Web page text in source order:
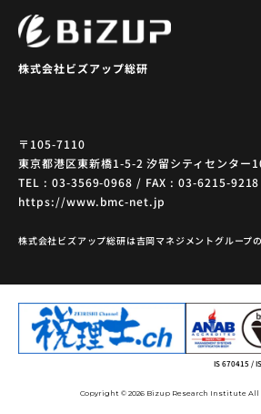
株式会社ビズアップ総研
〒105-7110
東京都港区東新橋1-5-2 汐留シティセンター
TEL : 03-3569-0968 / FAX : 03-6215-9218
https://www.bmc-net.jp
株式会社ビズアップ総研は吉岡マネジメントグループ
Copyright © 2026 Bizup Research Institute All
IS 670415 /